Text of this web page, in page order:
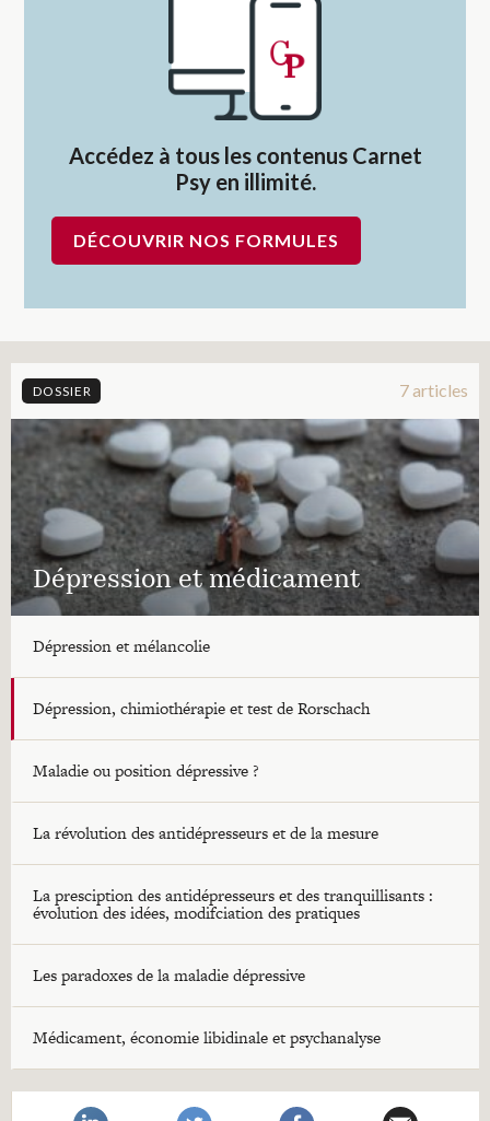
Accédez à tous les contenus Carnet
Psy en illimité.
DÉCOUVRIR NOS FORMULES
DOSSIER 7 articles
Dépression et médicament
Dépression et mélancolie
Dépression, chimiothérapie et test de Rorschach
Maladie ou position dépressive ?
La révolution des antidépresseurs et de la mesure
La presciption des antidépresseurs et des tranquillisants :
évolution des idées, modifciation des pratiques
Les paradoxes de la maladie dépressive
Médicament, économie libidinale et psychanalyse